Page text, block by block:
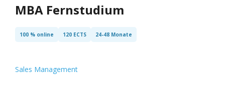
MBA Fernstudium
100 % online 120 ECTS 24-48 Monate
Sales Management